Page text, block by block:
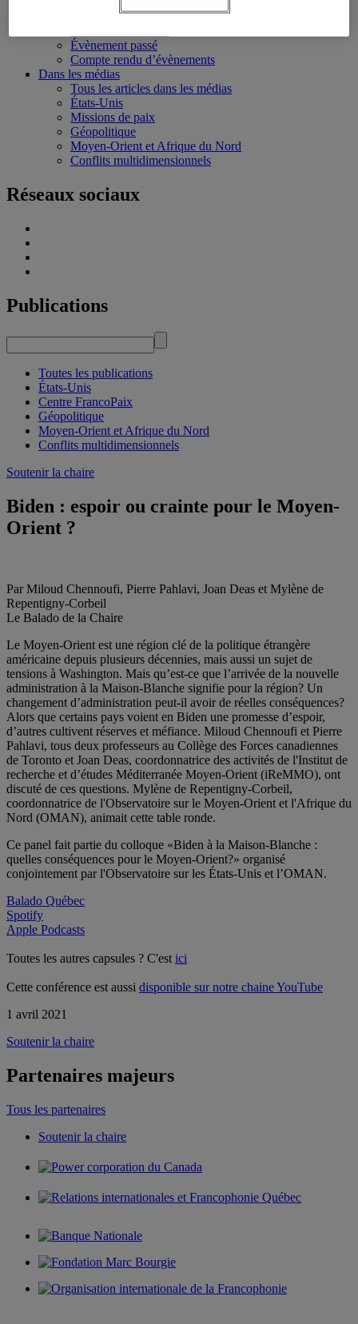
Évènement passé
Compte rendu d’évènements
Dans les médias
Tous les articles dans les médias
États-Unis
Missions de paix
Géopolitique
Moyen-Orient et Afrique du Nord
Conflits multidimensionnels
Réseaux sociaux
Publications
Toutes les publications
États-Unis
Centre FrancoPaix
Géopolitique
Moyen-Orient et Afrique du Nord
Conflits multidimensionnels
Soutenir la chaire
Biden : espoir ou crainte pour le Moyen-
Orient ?
Par Miloud Chennoufi, Pierre Pahlavi, Joan Deas et Mylène de
Repentigny-Corbeil
Le Balado de la Chaire
Le Moyen-Orient est une région clé de la politique étrangère
américaine depuis plusieurs décennies, mais aussi un sujet de
tensions à Washington. Mais qu’est-ce que l’arrivée de la nouvelle
administration à la Maison-Blanche signifie pour la région? Un
changement d’administration peut-il avoir de réelles conséquences?
Alors que certains pays voient en Biden une promesse d’espoir,
d’autres cultivent réserves et méfiance. Miloud Chennoufi et Pierre
Pahlavi, tous deux professeurs au Collège des Forces canadiennes
de Toronto et Joan Deas, coordonnatrice des activités de l'Institut de
recherche et d’études Méditerranée Moyen-Orient (iReMMO), ont
discuté de ces questions. Mylène de Repentigny-Corbeil,
coordonnatrice de l'Observatoire sur le Moyen-Orient et l'Afrique du
Nord (OMAN), animait cette table ronde.
Ce panel fait partie du colloque «Biden à la Maison-Blanche :
quelles conséquences pour le Moyen-Orient?» organisé
conjointement par l'Observatoire sur les États-Unis et l’OMAN.
Balado Québec
Spotify
Apple Podcasts
Toutes les autres capsules ? C'est ici
Cette conférence est aussi disponible sur notre chaine YouTube
1 avril 2021
Soutenir la chaire
Partenaires majeurs
Tous les partenaires
Soutenir la chaire